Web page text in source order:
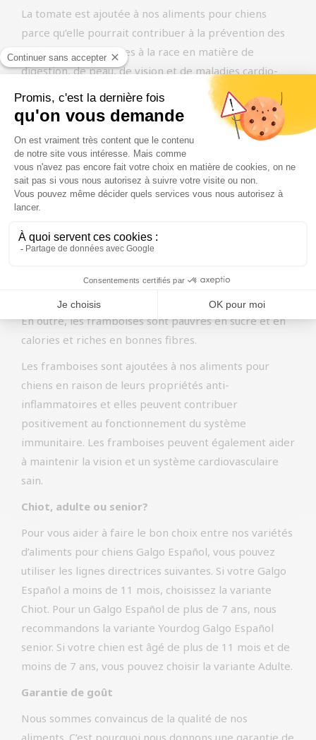
La tomate est ajoutée à nos aliments pour chiens
parce qu’elle pourrait contribuer à la prévention des
problèmes spécifiques à la race en matière de
digestion, de peau, de vision et de maladies cardio-
vasculaires. En outre, elle peut avoir un effet purifiant
général sur l’organisme.
Framboises
La framboise est une plante de la famille des roses et
appartient au genre Rubus. La culture des framboises
remonte au Moyen Âge et est présente
Les framboises contiennent de nombreuses
notamment des vitamines comme la vitamine C, des
minéraux comme le manganèse et des antioxydants.
En outre, les framboises sont pauvres en sucre et en
calories et riches en bonnes fibres.
Les framboises sont ajoutées à nos aliments pour
chiens en raison de leurs propriétés anti-
inflammatoires et elles peuvent contribuer
positivement au fonctionnement du système
immunitaire. Les framboises peuvent également aider
à maintenir la vision et un système cardiovasculaire
sain.
Chiot, adulte ou senior?
Pour vous aider à faire le bon choix entre nos variétés
d’aliments pour chiens Galgo Español, vous pouvez
utiliser les lignes directrices suivantes. Si votre Galgo
Español a moins de 11 mois, choisissez la variante
Chiot. Pour un Galgo Español de plus de 7 ans, nous
recommandons la variante Yourdog Galgo Español
senior. Si votre chien est âgé de plus de 11 mois et de
moins de 7 ans, vous pouvez choisir la variante Adulte.
Garantie de goût
Nous sommes convaincus de la qualité de nos
aliments. C’est pourquoi nous donnons une garantie de